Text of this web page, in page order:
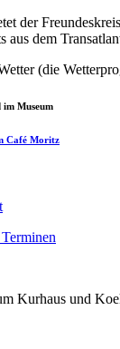
der
aus dem
(die
im Museum
Café Moritz
Kurhaus und